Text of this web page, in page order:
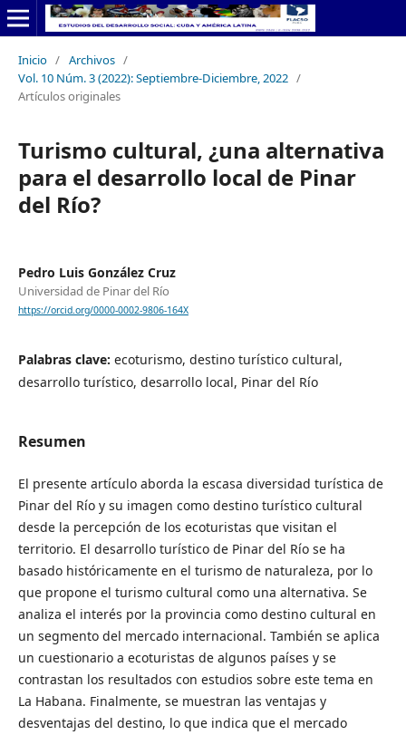
Inicio / Archivos /
Vol. 10 Núm. 3 (2022): Septiembre-Diciembre, 2022 /
Artículos originales
Turismo cultural, ¿una alternativa
para el desarrollo local de Pinar
del Río?
Pedro Luis González Cruz
Universidad de Pinar del Río
https://orcid.org/0000-0002-9806-164X
Palabras clave: ecoturismo, destino turístico cultural,
desarrollo turístico, desarrollo local, Pinar del Río
Resumen
El presente artículo aborda la escasa diversidad turística de
Pinar del Río y su imagen como destino turístico cultural
desde la percepción de los ecoturistas que visitan el
territorio. El desarrollo turístico de Pinar del Río se ha
basado históricamente en el turismo de naturaleza, por lo
que propone el turismo cultural como una alternativa. Se
analiza el interés por la provincia como destino cultural en
un segmento del mercado internacional. También se aplica
un cuestionario a ecoturistas de algunos países y se
contrastan los resultados con estudios sobre este tema en
La Habana. Finalmente, se muestran las ventajas y
desventajas del destino, lo que indica que el mercado